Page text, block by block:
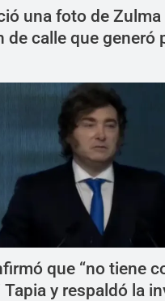
una foto de Zulma
de calle que generó
que “no tiene
Tapia y respaldó la